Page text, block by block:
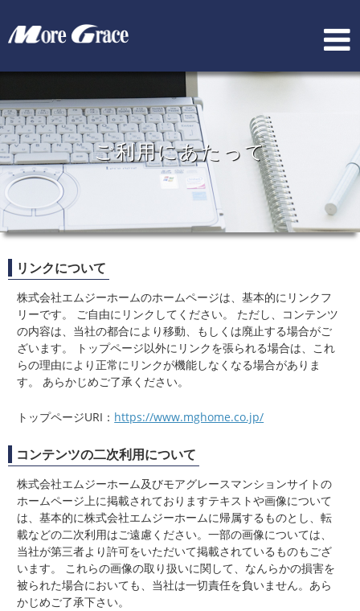
ご利用にあたって
リンクについて
株式会社エムジーホームのホームページは、基本的にリンクフ
リーです。 ご自由にリンクしてください。 ただし、コンテンツ
の内容は、当社の都合により移動、もしくは廃止する場合がご
ざいます。 トップページ以外にリンクを張られる場合は、これ
らの理由により正常にリンクが機能しなくなる場合がありま
す。 あらかじめご了承ください。
トップページURI： https://www.mghome.co.jp/
コンテンツの二次利用について
株式会社エムジーホーム及びモアグレースマンションサイトの
ホームページ上に掲載されておりますテキストや画像について
は、基本的に株式会社エムジーホームに帰属するものとし、転
載などの二次利用はご遠慮ください。一部の画像については、
当社が第三者より許可をいただいて掲載されているものもござ
います。 これらの画像の取り扱いに関して、なんらかの損害を
被られた場合においても、当社は一切責任を負いません。あら
かじめご了承下さい。